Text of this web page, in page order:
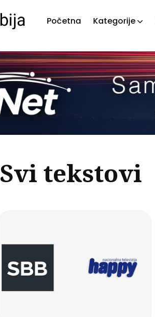
Početna Kategorije
Pretražite
tekstove
Svi tekstovi